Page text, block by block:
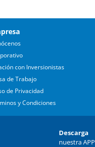
con Inversionistas
de Trabajo
de Privacidad
y Condiciones
Descarga
nuestra APP